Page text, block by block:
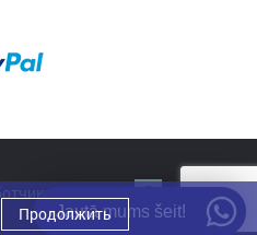
Продолжить
Jautā mums šeit!